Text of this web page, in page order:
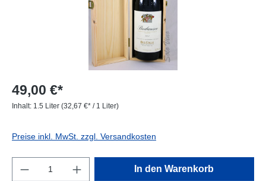
49,00 €*
Inhalt: 1.5 Liter (32,67 €* / 1 Liter)
Preise inkl. MwSt. zzgl. Versandkosten
Produkt Anzahl: Gib den gewünschten
In den Warenkorb